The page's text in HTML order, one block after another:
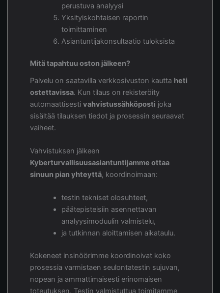
perustuva analyysi
Yksityiskohtaisen raportin
toimittaminen
Asiantuntijakonsultaatio tuloksista
Mitä tapahtuu oston jälkeen?
Palvelu on saatavilla verkkosivuston kautta heti
ostettavissa. Kun tilaus on rekisteröity
automaattisesti vahvistussähköposti joka
sisältää tilauksen tiedot ja prosessin seuraavat
vaiheet.
Vahvistuksen jälkeen
Kyberturvallisuusasiantuntijamme ottaa
sinuun pian yhteyttä, koordinoimaan:
testin tekniset olosuhteet,
päätepisteisiin asennettavan
analyysimoduulin valmistelu,
ja tutkinnan aloittamisen aikataulu.
Kokeneet insinöörimme koordinoivat koko
prosessia varmistaen seulontatestin sujuvan,
nopean ja ammattimaisesti erinomaisen
toteutuksen. Testin valmistuttua toimitamme